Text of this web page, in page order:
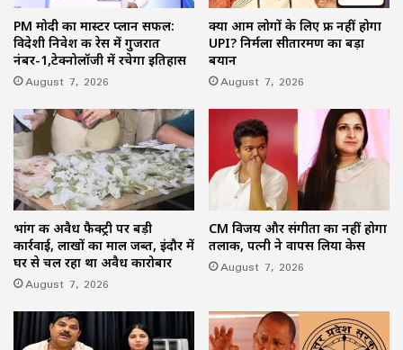
PM मोदी का मास्टर प्लान सफल:
विदेशी निवेश की रेस में गुजरात
नंबर-1,टेक्नोलॉजी में रचेगा इतिहास
August 7, 2026
क्या आम लोगों के लिए फ्री नहीं होगा
UPI? निर्मला सीतारमण का बड़ा
बयान
August 7, 2026
भांग की अवैध फैक्ट्री पर बड़ी
कार्रवाई, लाखों का माल जब्त, इंदौर में
घर से चल रहा था अवैध कारोबार
August 7, 2026
CM विजय और संगीता का नहीं होगा
तलाक, पत्नी ने वापस लिया केस
August 7, 2026